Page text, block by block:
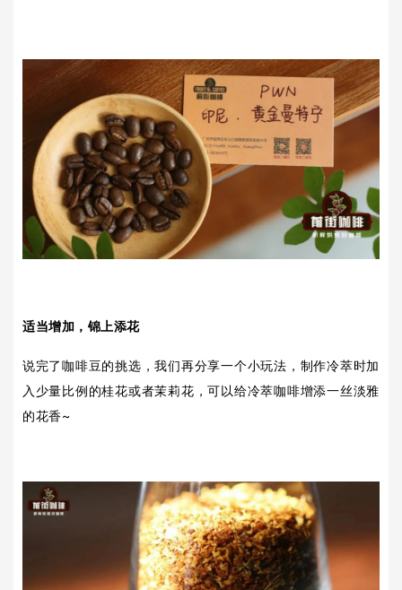
适当增加，锦上添花
说完了咖啡豆的挑选，我们再分享一个小玩法，制作冷萃时加
入少量比例的桂花或者茉莉花，可以给冷萃咖啡增添一丝淡雅
的花香~